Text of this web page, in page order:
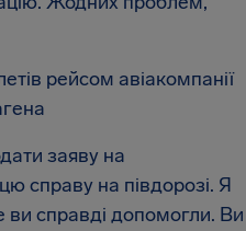
рейсом авіакомпанії
заяву на
справу на півдорозі. Я
ви справді допомогли. Ви